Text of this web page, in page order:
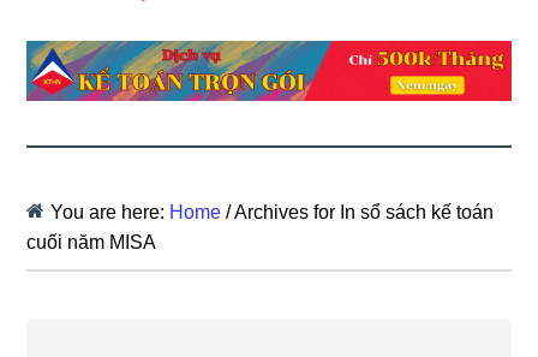
You are here: Home /Archives for In sổ sách kế toán
cuối năm MISA